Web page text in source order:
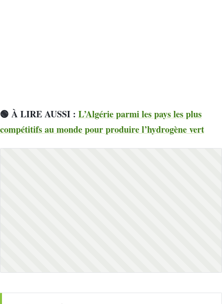
🟢 À LIRE AUSSI : L’Algérie parmi les pays les plus
compétitifs au monde pour produire l’hydrogène vert